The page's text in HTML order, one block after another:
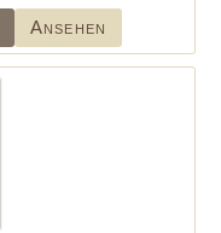
Ansehen